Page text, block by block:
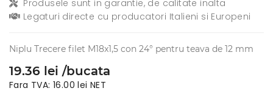
Produsele sunt in garantie, de calitate inalta
Legaturi directe cu producatori Italieni si Europeni
Niplu Trecere filet M18x1,5 con 24° pentru teava de 12 mm
19.36 lei /bucata
Fara TVA: 16.00 lei NET